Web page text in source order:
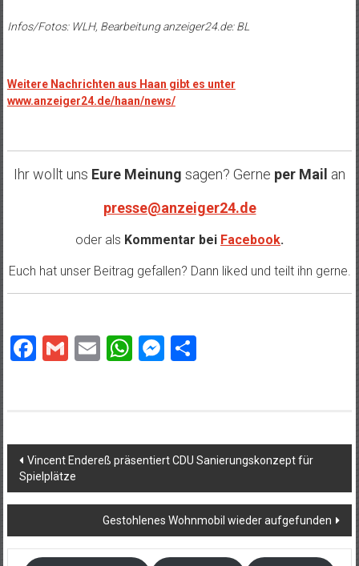
Infos/Fotos: WLH, Bearbeitunganzeiger24.de: BL
Weitere Nachrichten aus Haan gibt es unter
www.anzeiger24.de/haan/news/
Ihr wollt uns Eure Meinung sagen? Gerne per Mail an
presse@anzeiger24.de
oder als Kommentar bei Facebook.
Euch hat unser Beitrag gefallen? Dann liked und teilt ihn gerne.
Facebook
GmailEmailWhatsApp
Messenger
Beitragsnavigation
Vincent Endereß präsentiert CDU Sanierungskonzept für
Spielplätze
Gestohlenes Wohnmobil wieder aufgefunden